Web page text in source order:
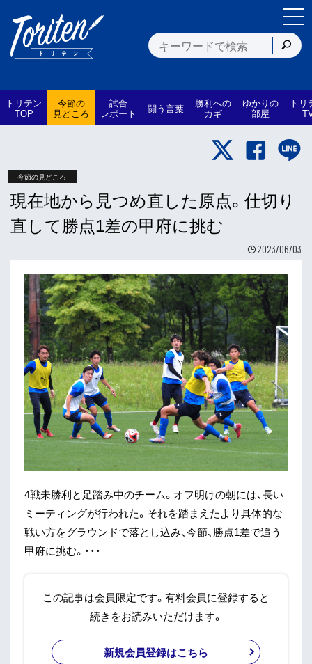
トリテン
TOP
今節の
見どころ
試合
レポート 闘う言葉 勝利への
カギ
ゆかりの
部屋
トリ
今節の見どころ
現在地から見つめ直した原点。仕切り
直して勝点1差の甲府に挑む
2023/06/03
4戦未勝利と足踏み中のチーム。オフ明けの朝には、長い
ミーティングが行われた。それを踏まえたより具体的な
戦い方をグラウンドで落とし込み、今節、勝点1差で追う
甲府に挑む。・・・
この記事は会員限定です。有料会員に登録すると
続きをお読みいただけます。
新規会員登録はこちら